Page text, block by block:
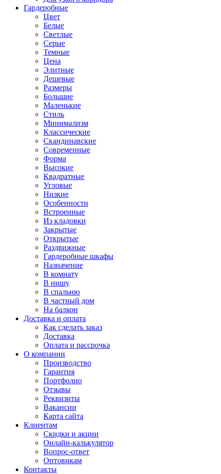
Гардеробные
Цвет
Белые
Светлые
Серые
Темные
Цена
Элитные
Дешевые
Размеры
Большие
Маленькие
Стиль
Минимализм
Классические
Скандинавские
Современные
Форма
Высокие
Квадратные
Угловые
Низкие
Особенности
Встроенные
Из кладовки
Закрытые
Открытые
Раздвижные
Гардеробные шкафы
Назначение
В комнату
В нишу
В спальню
В частный дом
На балкон
Доставка и оплата
Как сделать заказ
Доставка
Оплата и рассрочка
О компании
Производство
Гарантия
Портфолио
Отзывы
Реквизиты
Вакансии
Карта сайта
Клиентам
Скидки и акции
Онлайн-калькулятор
Вопрос-ответ
Оптовикам
Контакты